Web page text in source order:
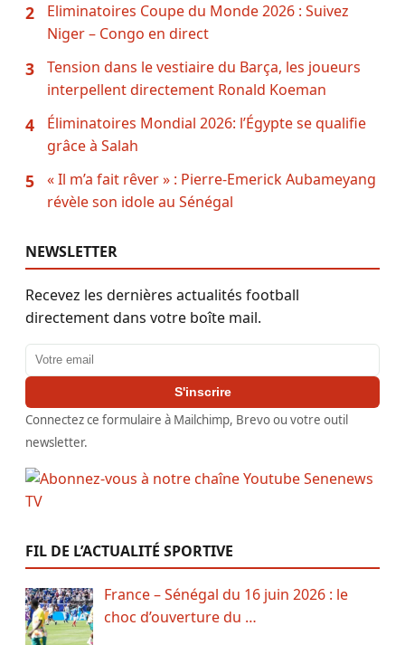
2
Eliminatoires Coupe du Monde 2026 : Suivez
Niger – Congo en direct
3
Tension dans le vestiaire du Barça, les joueurs
interpellent directement Ronald Koeman
4
Éliminatoires Mondial 2026: l’Égypte se qualifie
grâce à Salah
5
« Il m’a fait rêver » : Pierre-Emerick Aubameyang
révèle son idole au Sénégal
NEWSLETTER
Recevez les dernières actualités football
directement dans votre boîte mail.
Adresse email
S'inscrire
Connectez ce formulaire à Mailchimp, Brevo ou votre outil
newsletter.
FIL DE L’ACTUALITÉ SPORTIVE
France – Sénégal du 16 juin 2026 : le
choc d’ouverture du …